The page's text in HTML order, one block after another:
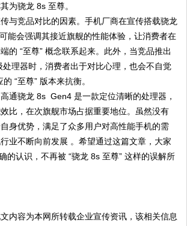
为骁龙 8s 至尊。
与竞品对比的因素。手机厂商在宣传搭载骁龙
能会强调其接近旗舰的性能体验，让消费者在
的 “至尊” 概念联系起来。此外，当竞品推出
处理器时，消费者出于对比心理，也会不自觉
“至尊” 版本来抗衡。
通骁龙 8s Gen4 是一款定位清晰的处理器，
比，在次旗舰市场占据重要地位。虽然没有
身优势，满足了众多用户对高性能手机的需
业不断向前发展 。希望通过这篇文章，大家
的认识，不再被 “骁龙 8s 至尊” 这样的误解所
内容为本网所转载企业宣传资讯，该相关信息